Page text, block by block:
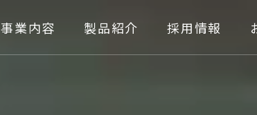
事業内容 製品紹介 採用情報